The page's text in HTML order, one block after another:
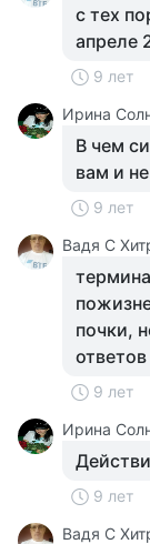
с тех
апреле
9 лет
Ирина
В чем
вам и
9 лет
Вадя С
почки,
ответов
9 лет
Ирина
9 лет
Вадя С